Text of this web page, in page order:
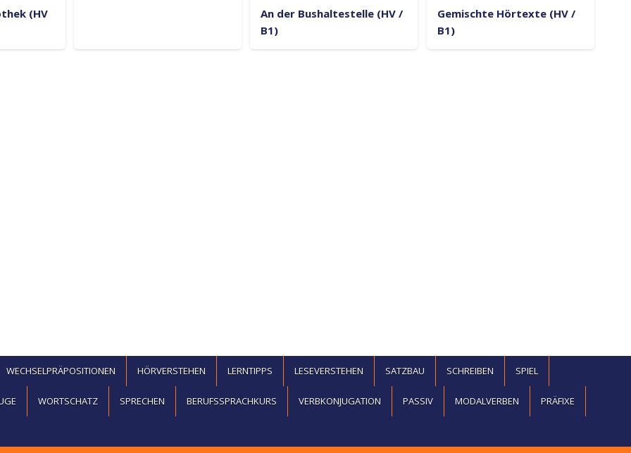
(HV
An der Bushaltestelle (HV /
B1)
Gemischte Hörtexte (HV /
B1)
WECHSELPRÄPOSITIONEN HÖRVERSTEHEN LERNTIPPS LESEVERSTEHEN SATZBAU SCHREIBEN SPIEL
WORTSCHATZ SPRECHEN BERUFSSPRACHKURS VERBKONJUGATION PASSIV MODALVERBEN PRÄFIXE